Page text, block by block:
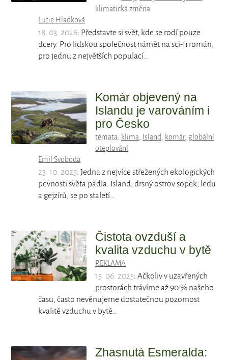
klimatická změna
Lucie Hladková
18. 03. 2026: Představte si svět, kde se rodí pouze
dcery. Pro lidskou společnost námět na sci-fi román,
pro jednu z největších populací…
Komár objevený na
Islandu je varováním i
pro Česko
témata: klima, Island, komár, globální
oteplování
Emil Svoboda
23. 10. 2025: Jedna z nejvíce střežených ekologických
pevností světa padla. Island, drsný ostrov sopek, ledu
a gejzírů, se po staletí…
Čistota ovzduší a
kvalita vzduchu v bytě
REKLAMA
15. 06. 2025: Ačkoliv v uzavřených
prostorách trávíme až 90 % našeho
času, často nevěnujeme dostatečnou pozornost
kvalitě vzduchu v bytě…
Zhasnutá Esmeralda: